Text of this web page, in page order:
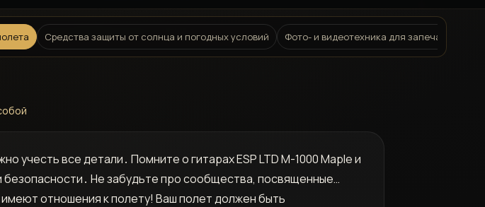
Средства защиты от солнца и погодных условий Фото- и видеотехника для запечатления
учесть все детали․ Помните о гитарах ESP LTD M-1000 Maple и
Не забудьте про сообщества, посвященные…
отношения к полету! Ваш полет должен быть